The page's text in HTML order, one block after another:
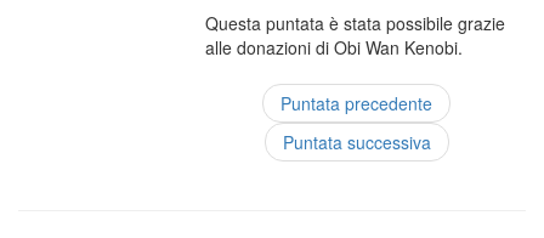
Questa puntata è stata possibile grazie
alle donazioni di Obi Wan Kenobi.
Puntata precedente
Puntata successiva